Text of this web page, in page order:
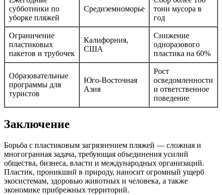
субботники по
уборке пляжей
Средиземноморье
тонн мусора в
год
Ограничение
пластиковых
пакетов и трубочек
Калифорния,
США
Снижение
одноразового
пластика на 60%
Образовательные
программы для
туристов
Юго-Восточная
Азия
Рост
осведомленности
и ответственное
поведение
Заключение
Борьба с пластиковым загрязнением пляжей — сложная и
многогранная задача, требующая объединения усилий
общества, бизнеса, власти и международных организаций.
Пластик, проникший в природу, наносит огромный ущерб
экосистемам, здоровью животных и человека, а также
экономике прибрежных территорий.